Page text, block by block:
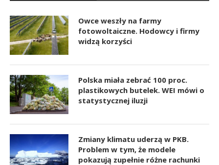
Owce weszły na farmy
fotowoltaiczne. Hodowcy i firmy
widzą korzyści
Polska miała zebrać 100 proc.
plastikowych butelek. WEI mówi o
statystycznej iluzji
Zmiany klimatu uderzą w PKB.
Problem w tym, że modele
pokazują zupełnie różne rachunki